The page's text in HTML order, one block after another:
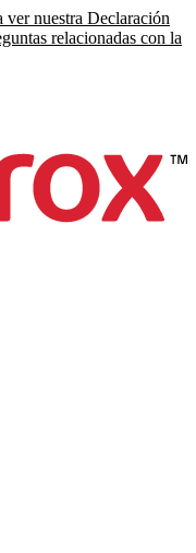
ver nuestra Declaración
relacionadas con la